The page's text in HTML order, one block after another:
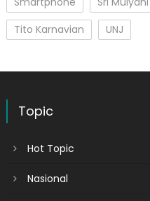
Tito Karnavian
UNJ
Topic
Hot Topic
Nasional